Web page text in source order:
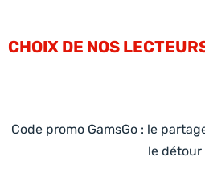
CHOIX DE NOS
Code promo GamsGo : le
le détour